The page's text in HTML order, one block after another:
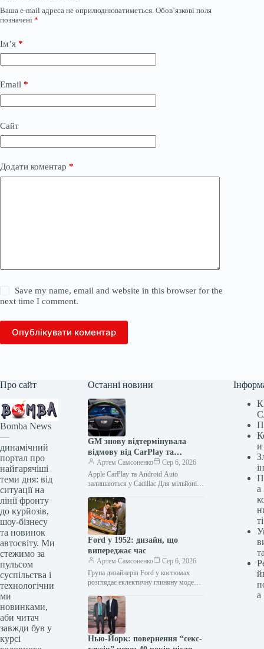
Ваша e-mail адреса не оприлюднюватиметься. Обов’язкові поля
позначені *
Ім’я *
Email *
Сайт
Додати коментар *
Save my name, email and website in this browser for the
next time I comment.
Опублікувати коментар
Про сайт
Bomba News
—
динамічний
портал про
найгарячіші
теми дня: від
ситуації на
лінії фронту
до курйозів,
шоу-бізнесу
та новинок
автосвіту. Ми
стежимо за
пульсом
суспільства і
технологічни
ми
новинками,
аби читач
завжди був у
курсі
Останні новини
GM знову відтермінувала
відмову від CarPlay та
Android Auto
Артем Самсоненко
Сер 6, 2026
Apple CarPlay та Android Auto
залишаються у Cadillac Для мільйонів
Android Auto стали невід’ємною
частиною щоденного…
Ford у 1952: дизайн, що
випереджає час
Артем Самсоненко
Сер 6, 2026
Група дизайнерів Ford у костюмах
розглядає еклектичну глиняну модель
їхній студії. Машина часу 16…
Нью-Йорк: повернення “секс-
и
а
ті
а